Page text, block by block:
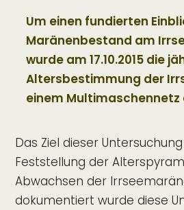
Um einen fundierten
Maränenbestand am
wurde am 17.10.2015 die
Altersbestimmung der
einem
Das Ziel dieser
Feststellung der
Abwachsen der
dokumentiert wurde diese